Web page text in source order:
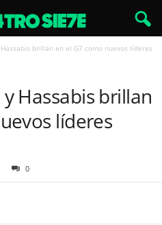
brillan en el G7 como nuevos líderes
Hassabis brillan
líderes
0